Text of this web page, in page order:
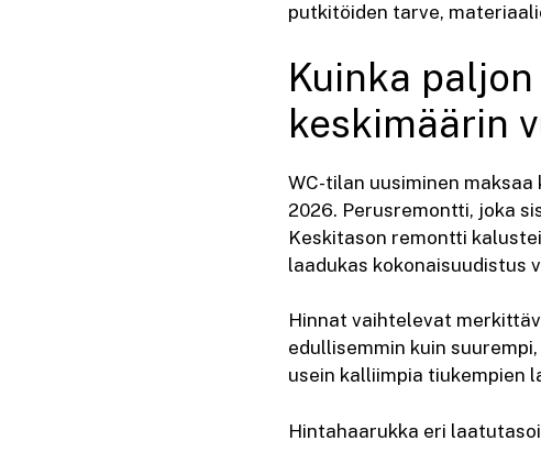
putkitöiden tarve,
Kuinka
keskimäärin
WC-tilan uusiminen maksaa
2026. Perusremontti, joka
Keskitason remontti
laadukas kokonaisuudistus
Hinnat vaihtelevat
edullisemmin kuin
usein kalliimpia tiukempien
Hintahaarukka eri